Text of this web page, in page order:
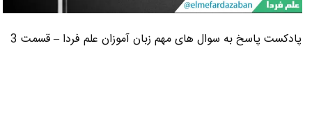
پادکست پاسخ به سوال های مهم زبان آموزان علم فردا – قسمت 3